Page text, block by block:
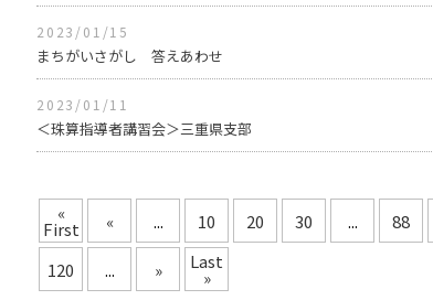
2023/01/15
まちがいさがし 答えあわせ
2023/01/11
＜珠算指導者講習会＞三重県支部
«
First « ... 10 20 30 ... 88
120 ... » Last
»